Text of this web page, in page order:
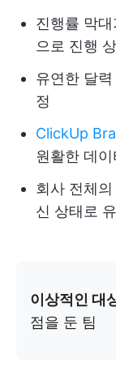
진행률 막
으로 진행
유연한 달
정
ClickUp
원활한 데
회사 전체
신 상태로
이상적인 대
점을 둔 팀